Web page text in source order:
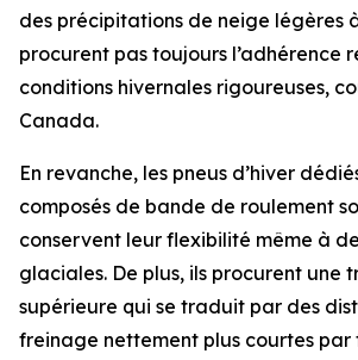
des précipitations de neige légères
procurent pas toujours l’adhérence
conditions hivernales rigoureuses,
Canada.
En revanche, les pneus d’hiver
composés de bande de roulement
conservent leur flexibilité même à
glaciales. De plus, ils procurent une
supérieure qui se traduit par des
freinage nettement plus courtes par